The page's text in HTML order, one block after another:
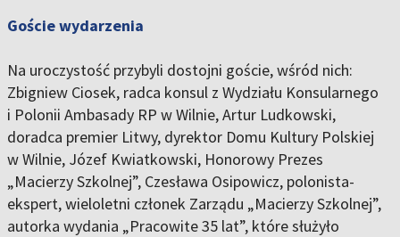
Goście wydarzenia
Na uroczystość przybyli dostojni goście, wśród nich:
Zbigniew Ciosek, radca konsul z Wydziału Konsularnego
i Polonii Ambasady RP w Wilnie, Artur Ludkowski,
doradca premier Litwy, dyrektor Domu Kultury Polskiej
w Wilnie, Józef Kwiatkowski, Honorowy Prezes
„Macierzy Szkolnej”, Czesława Osipowicz, polonista-
ekspert, wieloletni członek Zarządu „Macierzy Szkolnej”,
autorka wydania „Pracowite 35 lat”, które służyło